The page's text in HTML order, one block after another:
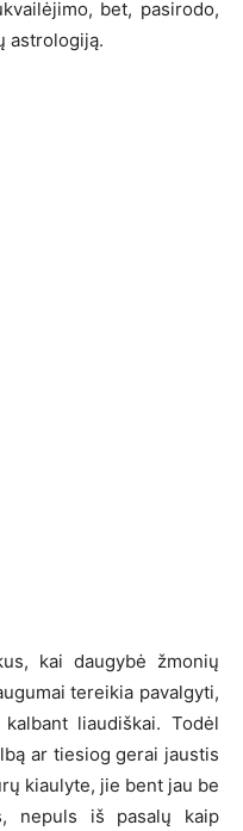
bet, pasirodo,
astrologiją.
kai daugybė žmonių
tereikia pavalgyti,
liaudiškai. Todėl
ar tiesiog gerai jaustis
kiaulyte, jie bent jau be
nepuls iš pasalų kaip